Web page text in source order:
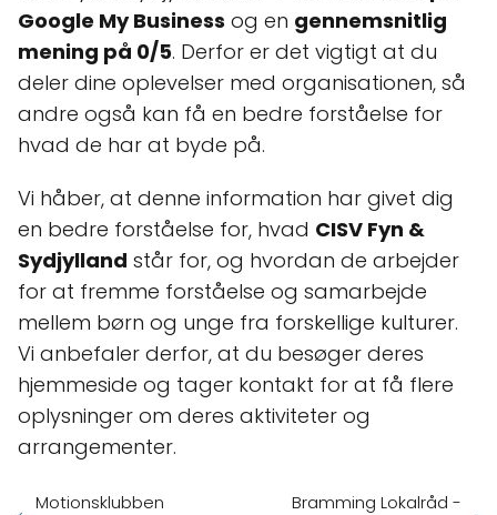
Google My Business og en gennemsnitlig
mening på 0/5. Derfor er det vigtigt at du
deler dine oplevelser med organisationen, så
andre også kan få en bedre forståelse for
hvad de har at byde på.
Vi håber, at denne information har givet dig
en bedre forståelse for, hvad CISV Fyn &
Sydjylland står for, og hvordan de arbejder
for at fremme forståelse og samarbejde
mellem børn og unge fra forskellige kulturer.
Vi anbefaler derfor, at du besøger deres
hjemmeside og tager kontakt for at få flere
oplysninger om deres aktiviteter og
arrangementer.
Motionsklubben
Bramming Lokalråd -